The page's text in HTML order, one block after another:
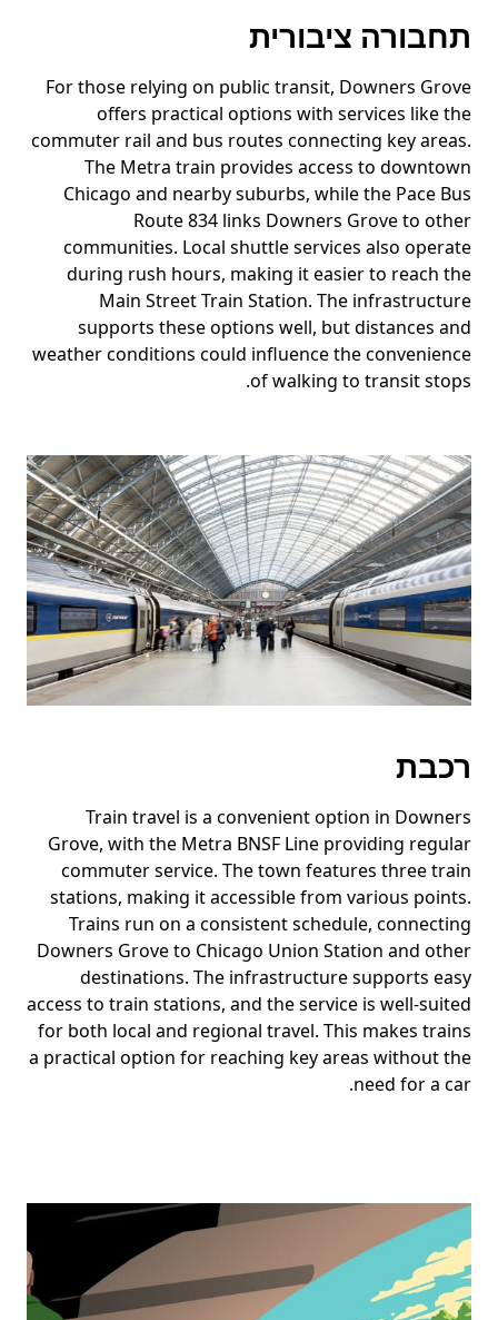
תחבורה ציבורית
For those relying on public transit, Downers Grove
offers practical options with services like the
commuter rail and bus routes connecting key areas.
The Metra train provides access to downtown
Chicago and nearby suburbs, while the Pace Bus
Route 834 links Downers Grove to other
communities. Local shuttle services also operate
during rush hours, making it easier to reach the
Main Street Train Station. The infrastructure
supports these options well, but distances and
weather conditions could influence the convenience
of walking to transit stops.
רכבת
Train travel is a convenient option in Downers
Grove, with the Metra BNSF Line providing regular
commuter service. The town features three train
stations, making it accessible from various points.
Trains run on a consistent schedule, connecting
Downers Grove to Chicago Union Station and other
destinations. The infrastructure supports easy
access to train stations, and the service is well-suited
for both local and regional travel. This makes trains
a practical option for reaching key areas without the
need for a car.